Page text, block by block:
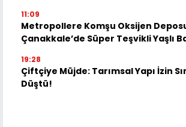
11:09
Metropollere Komşu Oksijen
Çanakkale’de Süper Teşvikli Yaşlı
19:28
Çiftçiye Müjde: Tarımsal Yapı İzin
Düştü!